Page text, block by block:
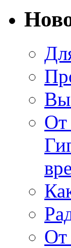
От
От